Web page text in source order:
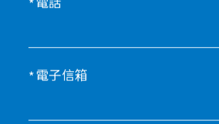
電子信箱